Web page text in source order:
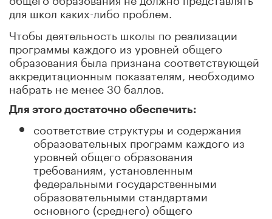
для школ каких-либо проблем.
Чтобы деятельность школы по реализации
программы каждого из уровней общего
образования была признана соответствующей
аккредитационным показателям, необходимо
набрать не менее 30 баллов.
Для этого достаточно обеспечить:
соответствие структуры и содержания
образовательных программ каждого из
уровней общего образования
требованиям, установленным
федеральными государственными
образовательными стандартами
основного (среднего) общего